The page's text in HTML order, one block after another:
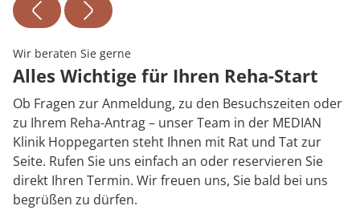
Wir beraten Sie gerne
Alles Wichtige für Ihren Reha-Start
Ob Fragen zur Anmeldung, zu den Besuchszeiten oder
zu Ihrem Reha-Antrag – unser Team in der MEDIAN
Klinik Hoppegarten steht Ihnen mit Rat und Tat zur
Seite. Rufen Sie uns einfach an oder reservieren Sie
direkt Ihren Termin. Wir freuen uns, Sie bald bei uns
begrüßen zu dürfen.